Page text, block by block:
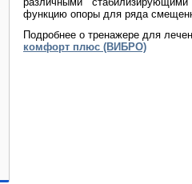
функцию опоры для ряда
Подробнее о тренажере для
комфорт плюс (ВИБРО)